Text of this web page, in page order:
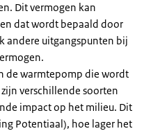
Dit vermogen kan
dat wordt bepaald door
andere uitgangspunten bij
de warmtepomp die wordt
verschillende soorten
impact op het milieu. Dit
Potentiaal), hoe lager het